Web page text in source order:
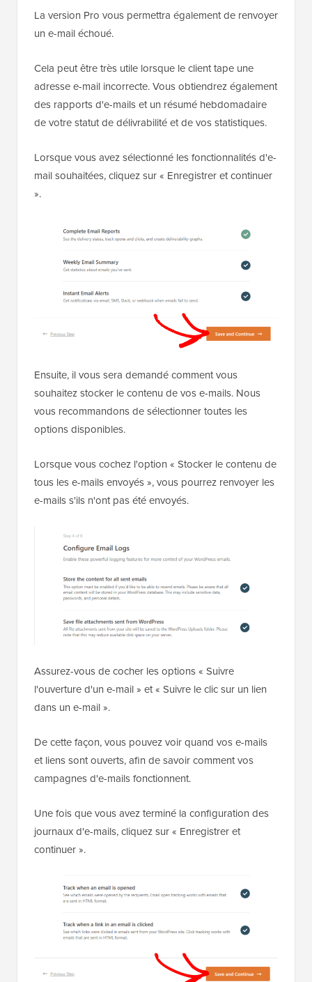
La version Pro vous permettra également de renvoyer
un e-mail échoué.
Cela peut être très utile lorsque le client tape une
adresse e-mail incorrecte. Vous obtiendrez également
des rapports d'e-mails et un résumé hebdomadaire
de votre statut de délivrabilité et de vos statistiques.
Lorsque vous avez sélectionné les fonctionnalités d'e-
mail souhaitées, cliquez sur « Enregistrer et continuer
».
Ensuite, il vous sera demandé comment vous
souhaitez stocker le contenu de vos e-mails. Nous
vous recommandons de sélectionner toutes les
options disponibles.
Lorsque vous cochez l'option « Stocker le contenu de
tous les e-mails envoyés », vous pourrez renvoyer les
e-mails s'ils n'ont pas été envoyés.
Assurez-vous de cocher les options « Suivre
l'ouverture d'un e-mail » et « Suivre le clic sur un lien
dans un e-mail ».
De cette façon, vous pouvez voir quand vos e-mails
et liens sont ouverts, afin de savoir comment vos
campagnes d'e-mails fonctionnent.
Une fois que vous avez terminé la configuration des
journaux d'e-mails, cliquez sur « Enregistrer et
continuer ».